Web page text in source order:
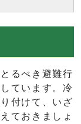
るべき避難行
ています。冷
付けて、いざ
ておきましょ